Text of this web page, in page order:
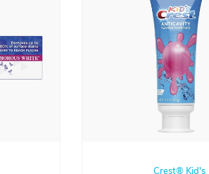
Crest® Kid's